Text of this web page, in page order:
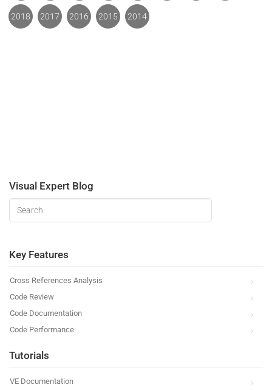
2018 2017 2016 2015 2014
Visual Expert Blog
Key Features
Cross References Analysis
Code Review
Code Documentation
Code Performance
Tutorials
VE Documentation